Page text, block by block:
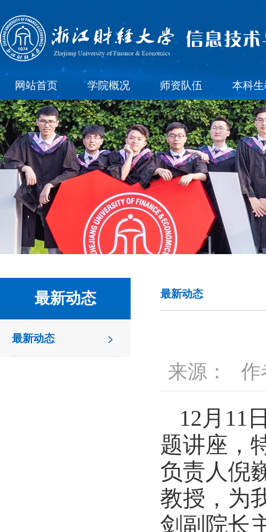
网站首页 学院概况 师资队伍 本科
最新动态
最新动态
最新动态
来源： 作
12月11
题讲座，
负责人倪
教授，为
剑副院长